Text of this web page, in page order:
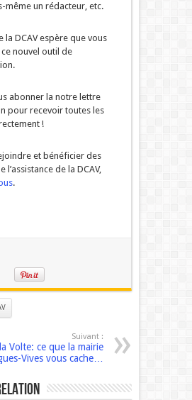
même un rédacteur, etc.
la DCAV espère que vous
nouvel outil de
abonner la notre lettre
pour recevoir toutes les
!
et bénéficier des
l’assistance de la DCAV,
.
Suivant :
Volte: ce que la mairie
Vives vous cache…